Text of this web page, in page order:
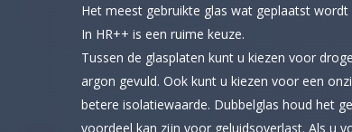
Het meest gebruikte glas wat geplaatst wordt
In HR++ is een ruime keuze.
Tussen de glasplaten kunt u kiezen voor
argon gevuld. Ook kunt u kiezen voor een
betere isolatiewaarde. Dubbelglas houd het
voordeel kan zijn voor geluidsoverlast. Als u